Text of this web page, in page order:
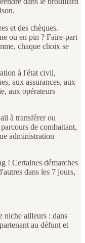
et des chèques.
ou en pin ? Faire-part
chaque choix se
à l'état civil,
aux assurances, aux
aux opérateurs
à transférer ou
de combattant,
administration
! Certaines démarches
dans les 7 jours,
niche ailleurs : dans
au défunt et